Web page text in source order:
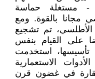
- مستغلة حماسة
مجانا بالقوة. ومع
الأطلسي، تم تشجيع
على القيام بنفس
تأسيسها، استخدمت
الاستعمارية
القارة في غضون قرن